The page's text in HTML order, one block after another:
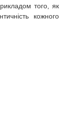
того, як
кожного